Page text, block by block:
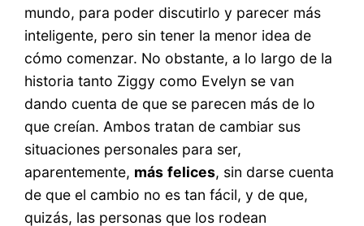
mundo, para poder discutirlo y parecer más
inteligente, pero sin tener la menor idea de
cómo comenzar. No obstante, a lo largo de la
historia tanto Ziggy como Evelyn se van
dando cuenta de que se parecen más de lo
que creían. Ambos tratan de cambiar sus
situaciones personales para ser,
aparentemente, más felices, sin darse cuenta
de que el cambio no es tan fácil, y de que,
quizás, las personas que los rodean